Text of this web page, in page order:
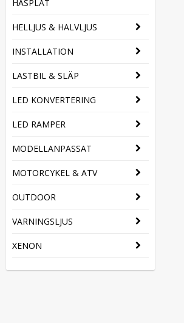
HASPLÅT
HELLJUS & HALVLJUS
INSTALLATION
LASTBIL & SLÄP
LED KONVERTERING
LED RAMPER
MODELLANPASSAT
MOTORCYKEL & ATV
OUTDOOR
VARNINGSLJUS
XENON